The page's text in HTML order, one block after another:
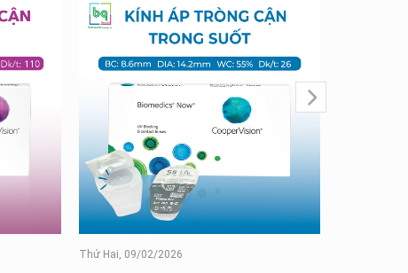
Thứ Hai, 09/02/2026